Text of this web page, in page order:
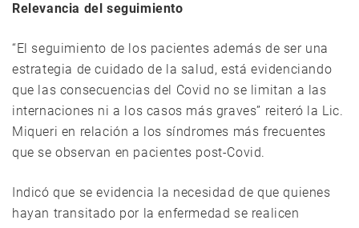
Relevancia del seguimiento
“El seguimiento de los pacientes además de ser una
estrategia de cuidado de la salud, está evidenciando
que las consecuencias del Covid no se limitan a las
internaciones ni a los casos más graves” reiteró la Lic.
Miqueri en relación a los síndromes más frecuentes
que se observan en pacientes post-Covid.
Indicó que se evidencia la necesidad de que quienes
hayan transitado por la enfermedad se realicen